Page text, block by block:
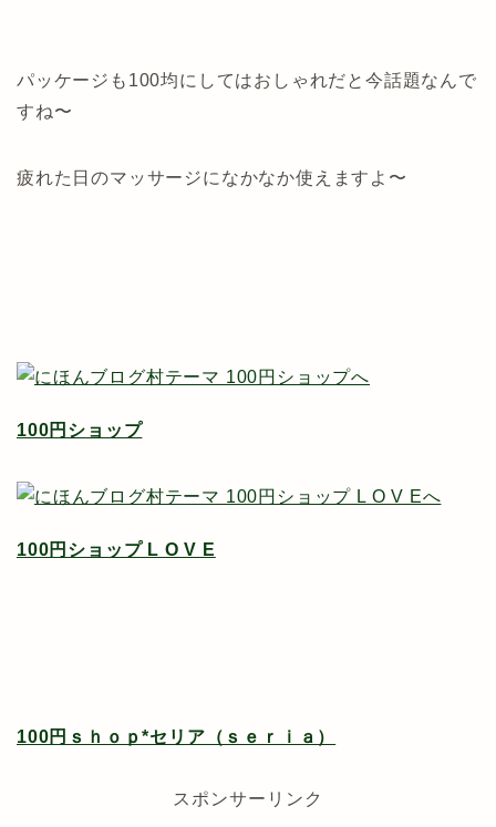
パッケージも100均にしてはおしゃれだと今話題なんで
すね〜
疲れた日のマッサージになかなか使えますよ〜
100円ショップ
100円ショップ L O V E
100円ｓｈｏｐ*セリア（ｓｅｒｉａ）
スポンサーリンク